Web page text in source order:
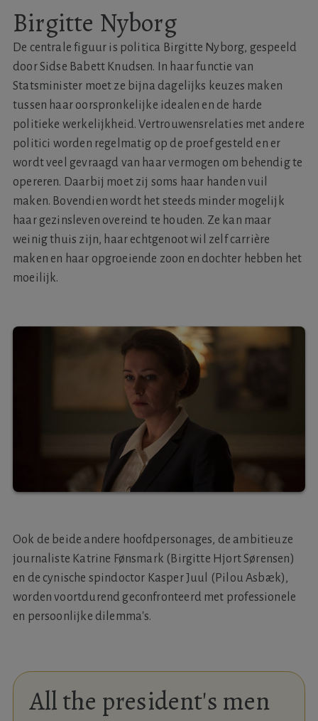
Birgitte Nyborg
De centrale figuur is politica Birgitte Nyborg, gespeeld
door Sidse Babett Knudsen. In haar functie van
Statsminister moet ze bijna dagelijks keuzes maken
tussen haar oorspronkelijke idealen en de harde
politieke werkelijkheid. Vertrouwensrelaties met andere
politici worden regelmatig op de proef gesteld en er
wordt veel gevraagd van haar vermogen om behendig te
opereren. Daarbij moet zij soms haar handen vuil
maken. Bovendien wordt het steeds minder mogelijk
haar gezinsleven overeind te houden. Ze kan maar
weinig thuis zijn, haar echtgenoot wil zelf carrière
maken en haar opgroeiende zoon en dochter hebben het
moeilijk.
Ook de beide andere hoofdpersonages, de ambitieuze
journaliste Katrine Fønsmark (Birgitte Hjort Sørensen)
en de cynische spindoctor Kasper Juul (Pilou Asbæk),
worden voortdurend geconfronteerd met professionele
en persoonlijke dilemma's.
All the president's men